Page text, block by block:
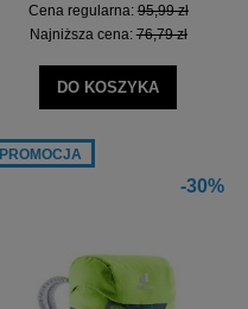
Cena regularna:95,99 zł
Najniższa cena:76,79 zł
DO KOSZYKA
-30%
PROMOCJA